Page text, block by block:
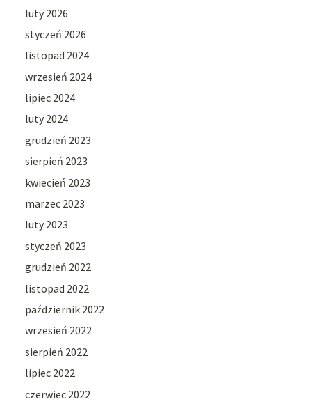
luty 2026
styczeń 2026
listopad 2024
wrzesień 2024
lipiec 2024
luty 2024
grudzień 2023
sierpień 2023
kwiecień 2023
marzec 2023
luty 2023
styczeń 2023
grudzień 2022
listopad 2022
październik 2022
wrzesień 2022
sierpień 2022
lipiec 2022
czerwiec 2022